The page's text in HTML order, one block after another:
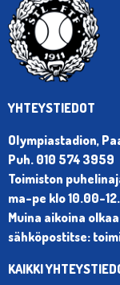
YHTEYSTIEDOT
Olympiastadion,
Puh. 010 574 3959
Toimiston
ma-pe klo 10.00-
Muina aikoina
sähköpostitse:
KAIKKI